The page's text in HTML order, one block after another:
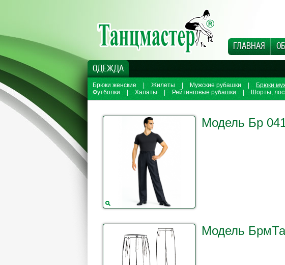
ГЛАВНАЯ
ОДЕЖДА
Брюки женские Жилеты Мужские рубашки Брюки
Футболки
Халаты Рейтинговые рубашки Шорты,
Модель Бр
Модель